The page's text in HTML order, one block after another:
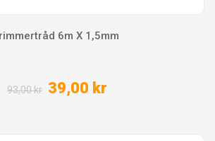
6m X 1,5mm
93,00 kr 39,00 kr